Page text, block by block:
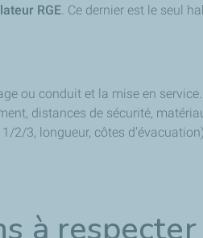
RGE . Ce dernier est le seul
ou conduit et la mise en service.
distances de sécurité,
2/3, longueur, côtes
à respecter